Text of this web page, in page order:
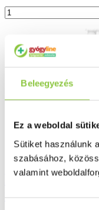
Beleegyezés
Ez a weboldal
Sütiket használunk
szabásához,
valamint
La Roche-